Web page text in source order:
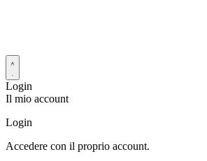
Login
Il mio account
Login
Accedere con il proprio account.